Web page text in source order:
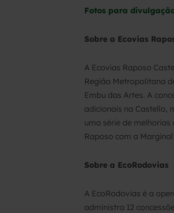
Fotos para
Sobre a Ecovias
A Ecovias Raposo
Região Metropolitana
Embu das Artes. A
adicionais na Castello,
uma série de
Raposo com a
Sobre a EcoRodovias
A EcoRodovias é a
administra 12